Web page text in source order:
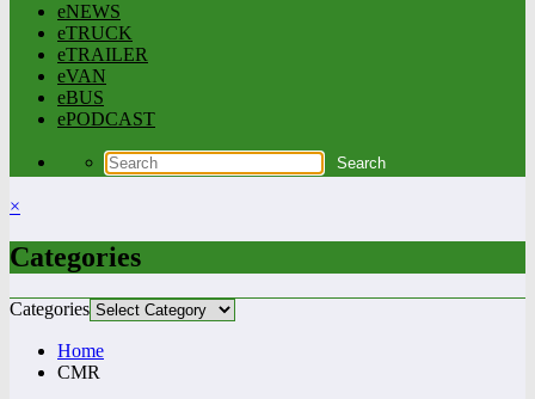
eNEWS
eTRUCK
eTRAILER
eVAN
eBUS
ePODCAST
×
Categories
Categories
Home
CMR